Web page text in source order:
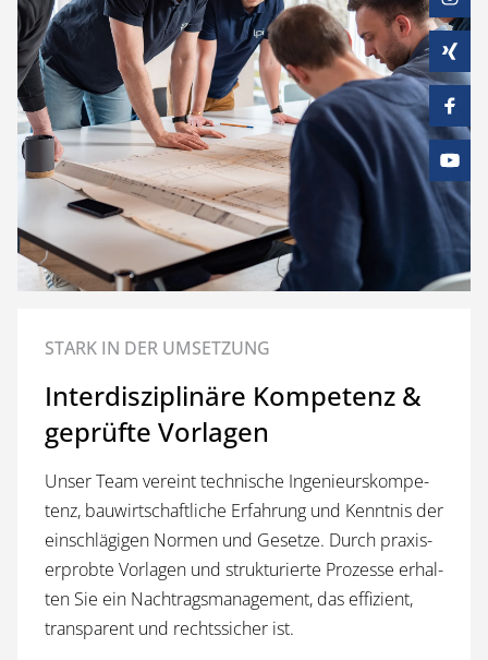
STARK IN DER UMSETZUNG
Interdisziplinäre Kompetenz &
geprüfte Vorlagen
Un­ser Team ver­eint tech­ni­sche In­ge­nieurs­kom­pe­
tenz, bau­wirt­schaft­li­che Er­fah­rung und Kennt­nis der
ein­schlä­gi­gen Nor­men und Ge­set­ze. Durch pra­xis­
er­prob­te Vor­la­gen und struk­tu­rier­te Pro­zes­se er­hal­
ten Sie ein Nach­trags­ma­nage­ment, das ef­fi­zi­ent,
trans­pa­rent und rechtssicher ist.